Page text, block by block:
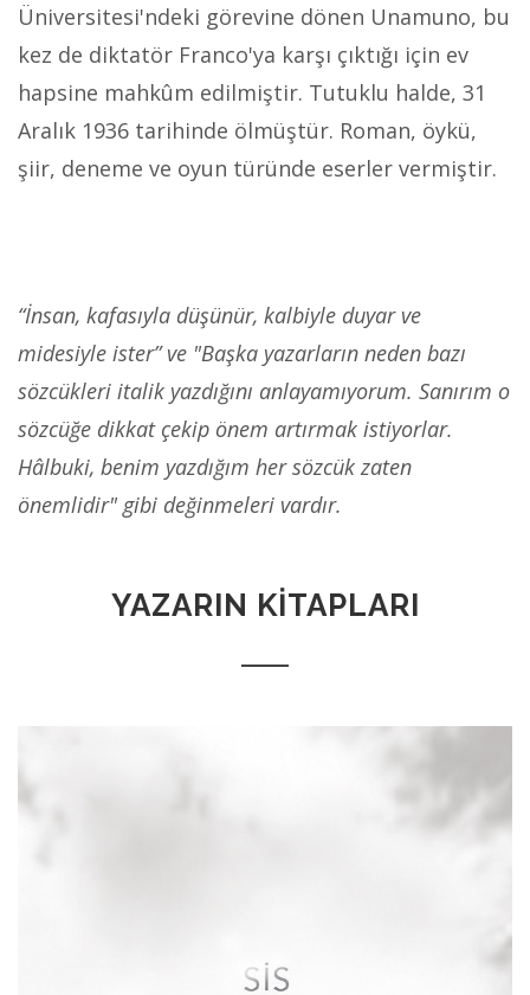
Üniversitesi'ndeki görevine dönen Unamuno, bu
kez de diktatör Franco'ya karşı çıktığı için ev
hapsine mahkûm edilmiştir. Tutuklu halde, 31
Aralık 1936 tarihinde ölmüştür. Roman, öykü,
şiir, deneme ve oyun türünde eserler vermiştir.
“İnsan, kafasıyla düşünür, kalbiyle duyar ve
midesiyle ister” ve "Başka yazarların neden bazı
sözcükleri italik yazdığını anlayamıyorum. Sanırım o
sözcüğe dikkat çekip önem artırmak istiyorlar.
Hâlbuki, benim yazdığım her sözcük zaten
önemlidir" gibi değinmeleri vardır.
YAZARIN KİTAPLARI